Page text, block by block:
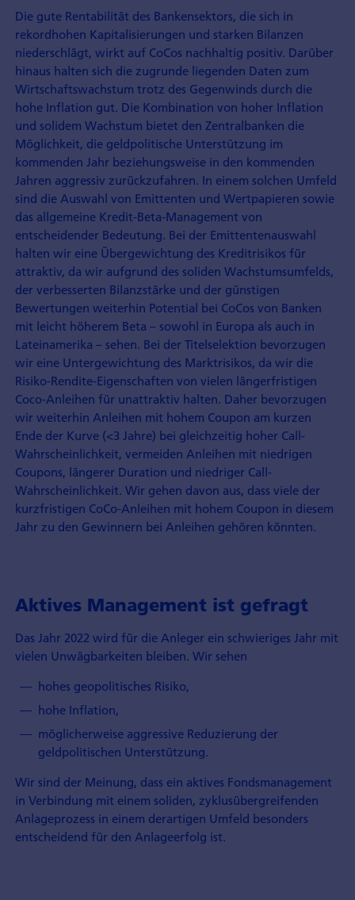
Die gute Rentabilität des Bankensektors, die sich in
rekordhohen Kapitalisierungen und starken Bilanzen
niederschlägt, wirkt auf CoCos nachhaltig positiv. Darüber
hinaus halten sich die zugrunde liegenden Daten zum
Wirtschaftswachstum trotz des Gegenwinds durch die
hohe Inflation gut. Die Kombination von hoher Inflation
und solidem Wachstum bietet den Zentralbanken die
Möglichkeit, die geldpolitische Unterstützung im
kommenden Jahr beziehungsweise in den kommenden
Jahren aggressiv zurückzufahren. In einem solchen Umfeld
sind die Auswahl von Emittenten und Wertpapieren sowie
das allgemeine Kredit-Beta-Management von
entscheidender Bedeutung. Bei der Emittentenauswahl
halten wir eine Übergewichtung des Kreditrisikos für
attraktiv, da wir aufgrund des soliden Wachstumsumfelds,
der verbesserten Bilanzstärke und der günstigen
Bewertungen weiterhin Potential bei CoCos von Banken
mit leicht höherem Beta – sowohl in Europa als auch in
Lateinamerika – sehen. Bei der Titelselektion bevorzugen
wir eine Untergewichtung des Marktrisikos, da wir die
Risiko-Rendite-Eigenschaften von vielen längerfristigen
Coco-Anleihen für unattraktiv halten. Daher bevorzugen
wir weiterhin Anleihen mit hohem Coupon am kurzen
Ende der Kurve (<3 Jahre) bei gleichzeitig hoher Call-
Wahrscheinlichkeit, vermeiden Anleihen mit niedrigen
Coupons, längerer Duration und niedriger Call-
Wahrscheinlichkeit. Wir gehen davon aus, dass viele der
kurzfristigen CoCo-Anleihen mit hohem Coupon in diesem
Jahr zu den Gewinnern bei Anleihen gehören könnten.
Aktives Management ist gefragt
Das Jahr 2022 wird für die Anleger ein schwieriges Jahr mit
vielen Unwägbarkeiten bleiben. Wir sehen
hohes geopolitisches Risiko,
hohe Inflation,
möglicherweise aggressive Reduzierung der
geldpolitischen Unterstützung.
Wir sind der Meinung, dass ein aktives Fondsmanagement
in Verbindung mit einem soliden, zyklusübergreifenden
Anlageprozess in einem derartigen Umfeld besonders
entscheidend für den Anlageerfolg ist.